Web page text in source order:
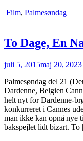
Film, Palmesøndag
To Dage, En
juli 5, 2015maj 20, 2023
Palmesøndag del 21
Dardenne, Belgien
helt nyt for Dardenne-
konkurreret i Cannes
man ikke kan opnå nye
bakspejlet lidt bizart.